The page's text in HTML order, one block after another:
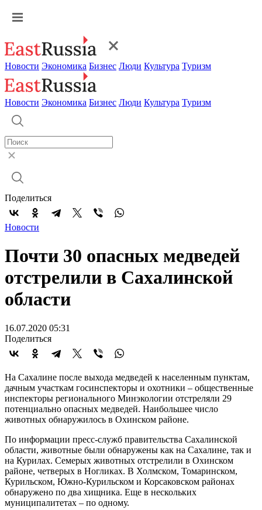
Новости Экономика Бизнес Люди Культура Туризм
Новости Экономика Бизнес Люди Культура Туризм
Поделиться
Новости
Почти 30 опасных медведей
отстрелили в Сахалинской
области
16.07.2020 05:31
Поделиться
На Сахалине после выхода медведей к населенным пунктам,
дачным участкам госинспекторы и охотники – общественные
инспекторы регионального Минэкологии отстреляли 29
потенциально опасных медведей. Наибольшее число
животных обнаружилось в Охинском районе.
По информации пресс-служб правительства Сахалинской
области, животные были обнаружены как на Сахалине, так и
на Курилах. Семерых животных отстрелили в Охинском
районе, четверых в Ногликах. В Холмском, Томаринском,
Курильском, Южно-Курильском и Корсаковском районах
обнаружено по два хищника. Еще в нескольких
муниципалитетах – по одному.